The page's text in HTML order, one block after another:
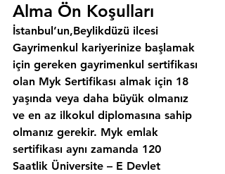
Alma Ön Koşulları
İstanbul’un,Beylikdüzü ilcesi
Gayrimenkul kariyerinize başlamak
için gereken gayrimenkul sertifikası
olan Myk Sertifikası almak için 18
yaşında veya daha büyük olmanız
ve en az ilkokul diplomasına sahip
olmanız gerekir. Myk emlak
sertifikası aynı zamanda 120
Saatlik Üniversite – E Devlet